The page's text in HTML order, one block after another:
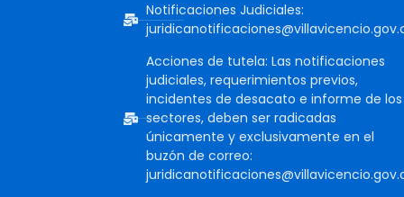
Notificaciones Judiciales:
Acciones de tutela: Las notificaciones
judiciales, requerimientos previos,
incidentes de desacato e informe de los
sectores, deben ser radicadas
únicamente y exclusivamente en el
buzón de correo: